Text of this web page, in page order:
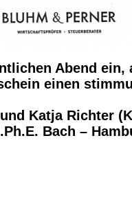
Abend ein,
einen
Katja Richter
Bach –